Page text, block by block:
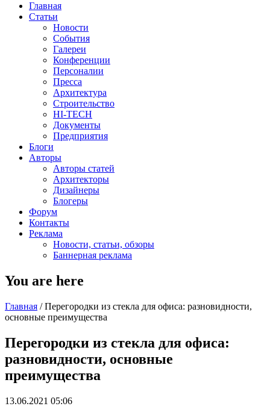
Главная
Статьи
Новости
События
Галереи
Конференции
Персоналии
Пресса
Архитектура
Строительство
HI-TECH
Документы
Предприятия
Блоги
Авторы
Авторы статей
Архитекторы
Дизайнеры
Блогеры
Форум
Контакты
Реклама
Новости, статьи, обзоры
Баннерная реклама
You are here
Главная / Перегородки из стекла для офиса: разновидности,
основные преимущества
Перегородки из стекла для офиса:
разновидности, основные
преимущества
13.06.2021 05:06